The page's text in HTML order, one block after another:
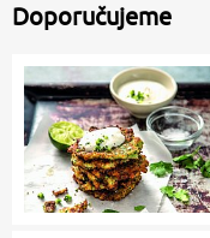
Doporučujeme